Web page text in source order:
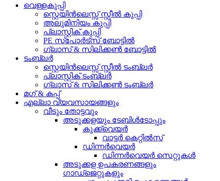
വെള്ളകുപ്പി
സ്റ്റെയിൻലെസ്സ് സ്റ്റീൽ കുപ്പി
അലുമിനിയം കുപ്പി
പ്ലാസ്റ്റിക് കുപ്പി
PE സ്പോർട്സ് ബോട്ടിൽ
ഗ്ലാസ് & സിലിക്കൺ ബോട്ടിൽ
ടംബ്ലർ
സ്റ്റെയിൻലെസ്സ് സ്റ്റീൽ ടംബ്ലർ
പ്ലാസ്റ്റിക് ടംബ്ലർ
ഗ്ലാസ് & സിലിക്കൺ ടംബ്ലർ
മഗ് & കപ്പ്
എല്ലാ വ്യവസായങ്ങളും
വീടും തോട്ടവും
അടുക്കളയും ടേബിൾടോപ്പും
കുക്ക്വെയർ
വാട്ടർ കെറ്റിൽസ്
ഡിന്നർവെയർ
ഡിന്നർവെയർ സെറ്റുകൾ
അടുക്കള ഉപകരണങ്ങളും
ഗാഡ്‌ജെറ്റുകളും